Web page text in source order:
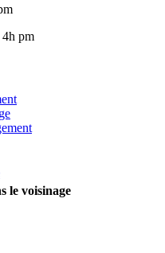
pm
le voisinage